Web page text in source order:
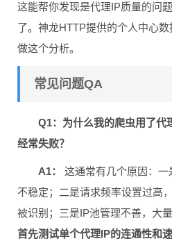
这能帮你发现是代理IP质量的问
了。神龙HTTP提供的个人中心
做这个分析。
常见问题QA
Q1：为什么我的爬虫用了代
经常失败？
A1：
这通常有几个原因：
不稳定；二是请求频率设置过高
被识别；三是IP池管理不善，大
首先测试单个代理IP的连通性和